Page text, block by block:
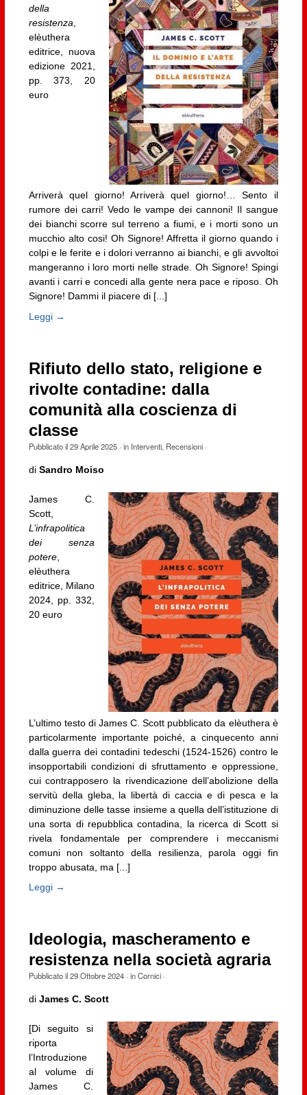
della
resistenza
elèuthera
editrice, nuova
edizione 2021,
pp. 373, 20
euro
Arriverà quel giorno! Arriverà quel giorno!… Sento il
rumore dei carri! Vedo le vampe dei cannoni! Il sangue
dei bianchi scorre sul terreno a fiumi, e i morti sono un
mucchio alto cosi! Oh Signore! Affretta il giorno quando i
colpi e le ferite e i dolori verranno ai bianchi, e gli avvoltoi
mangeranno i loro morti nelle strade. Oh Signore! Spingi
avanti i carri e concedi alla gente nera pace e riposo. Oh
Signore! Dammi il piacere di [...]
Leggi →
Rifiuto dello stato, religione e
rivolte contadine: dalla
comunità alla coscienza di
classe
Pubblicato il29 Aprile 2025· in Interventi, Recensioni·
di Sandro Moiso
James C.
Scott,
L’infrapolitica
dei senza
potere,
elèuthera
editrice, Milano
2024, pp. 332,
20 euro
L’ultimo testo di James C. Scott pubblicato da elèuthera è
particolarmente importante poiché, a cinquecento anni
dalla guerra dei contadini tedeschi (1524-1526) contro le
insopportabili condizioni di sfruttamento e oppressione,
cui contrapposero la rivendicazione dell’abolizione della
servitù della gleba, la libertà di caccia e di pesca e la
diminuzione delle tasse insieme a quella dell’istituzione di
una sorta di repubblica contadina, la ricerca di Scott si
rivela fondamentale per comprendere i meccanismi
comuni non soltanto della resilienza, parola oggi fin
troppo abusata, ma [...]
Leggi →
Ideologia, mascheramento e
resistenza nella società agraria
Pubblicato il29 Ottobre 2024· inCornici·
di James C. Scott
[Di seguito si
riporta
l’Introduzione
al volume di
James C.